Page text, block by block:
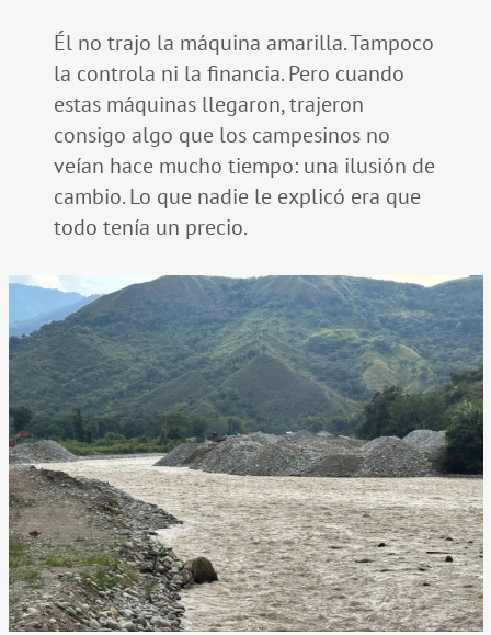
Él no trajo la máquina amarilla. Tampoco
la controla ni la financia. Pero cuando
estas máquinas llegaron, trajeron
consigo algo que los campesinos no
veían hace mucho tiempo: una ilusión de
cambio. Lo que nadie le explicó era que
todo tenía un precio.